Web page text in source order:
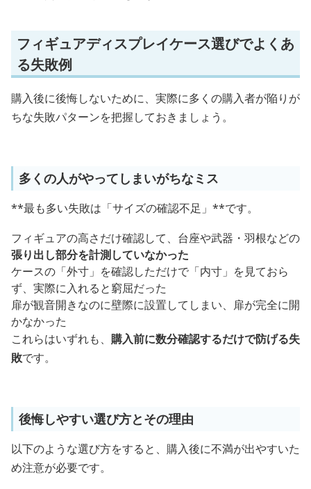
フィギュアディスプレイケース選びでよくあ
る失敗例
購入後に後悔しないために、実際に多くの購入者が陥りが
ちな失敗パターンを把握しておきましょう。
多くの人がやってしまいがちなミス
**最も多い失敗は「サイズの確認不足」**です。
フィギュアの高さだけ確認して、台座や武器・羽根などの
張り出し部分を計測していなかった
ケースの「外寸」を確認しただけで「内寸」を見ておら
ず、実際に入れると窮屈だった
扉が観音開きなのに壁際に設置してしまい、扉が完全に開
かなかった
これらはいずれも、 購入前に数分確認するだけで防げる失
敗です。
後悔しやすい選び方とその理由
以下のような選び方をすると、購入後に不満が出やすいた
め注意が必要です。